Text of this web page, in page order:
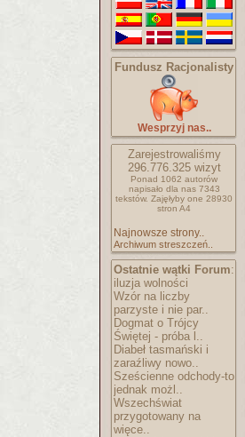
Fundusz Racjonalisty
Wesprzyj nas..
Zarejestrowaliśmy
296.776.325wizyt
Ponad 1062 autorów
napisało dla nas 7343
tekstów. Zajęłyby one 28930
stron A4
Najnowsze strony..
Archiwum streszczeń..
Ostatnie wątki Forum:
iluzja wolności
Wzór na liczby
parzyste i nie par..
Dogmat o Trójcy
Świętej - próba l..
Diabeł tasmański i
zaraźliwy nowo..
Sześcienne odchody-to
jednak możl..
Wszechświat
przygotowany na
więce..